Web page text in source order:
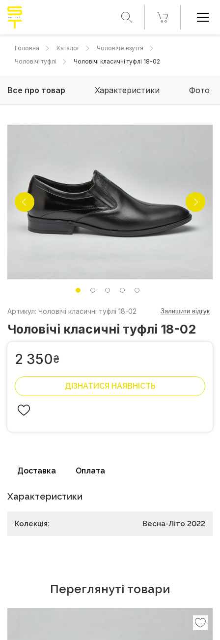
Головна Каталог
Чоловіче взуття
Чоловічі туфлі
Чоловічі класичні туфлі 18-02
Все про товар Характеристики Фото
Артикул: Чоловічі класичні туфлі 18-02 Залишити відгук
Чоловічі класичні туфлі 18-02
2 350₴
ДІЗНАТИСЯ НАЯВНІСТЬ
Доставка Оплата
Характеристики
Колекція: Весна-Літо 2022
Переглянуті товари